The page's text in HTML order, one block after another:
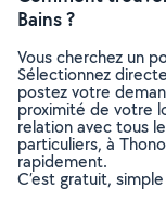
Bains ?
Vous cherchez un
Sélectionnez
postez votre
proximité de votre
relation avec tous
particuliers, à
rapidement.
C’est gratuit,